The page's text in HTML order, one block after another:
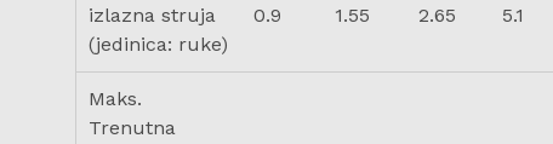
izlazna struja
(jedinica: ruke)
0.9 1.55 2.65 5.1
Maks.
Trenutna